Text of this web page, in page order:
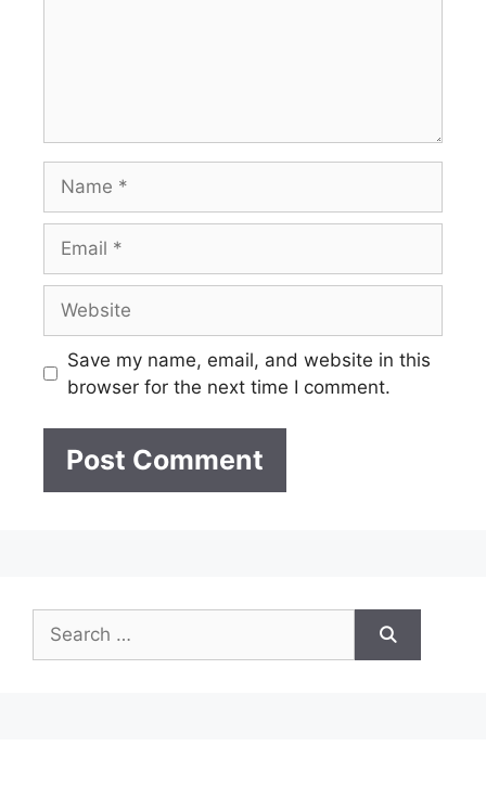
Save my name, email, and website in this
browser for the next time I comment.
Search
for: